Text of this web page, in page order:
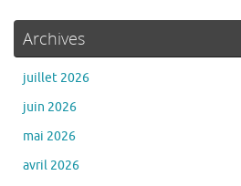
Archives
juillet 2026
juin 2026
mai 2026
avril 2026